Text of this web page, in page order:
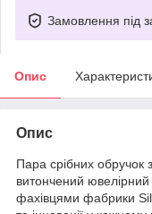
Замовлення під
Опис
Опис
Пара срібних
витончений
фахівцями фабрики